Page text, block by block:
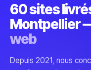
60 sites
Montpellier
web
Depuis 2021, nous